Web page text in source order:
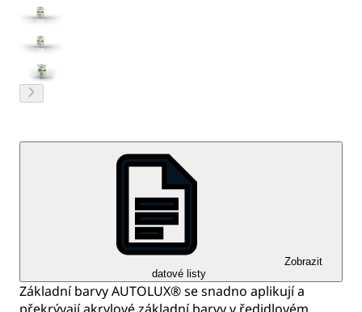
Zobrazit
datové listy
Základní barvy AUTOLUX® se snadno aplikují a